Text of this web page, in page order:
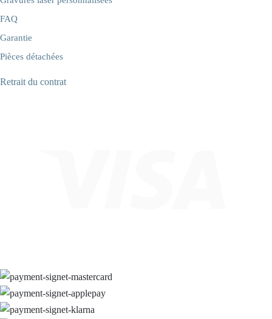
FAQ
Garantie
Pièces détachées
Retrait du contrat